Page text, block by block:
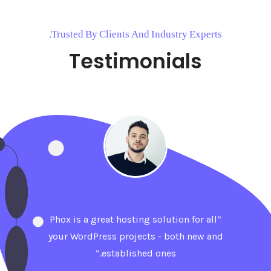
Trusted By Clients And Industry Experts.
Testimonials
“Phox is a great hosting solution for all
your WordPress projects - both new and
established ones.”